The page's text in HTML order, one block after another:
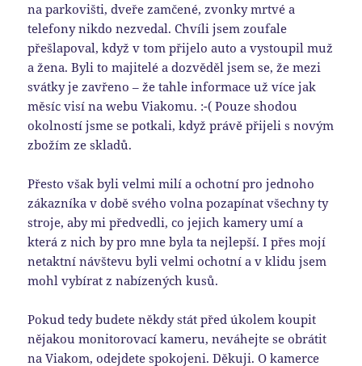
na parkovišti, dveře zamčené, zvonky mrtvé a
telefony nikdo nezvedal. Chvíli jsem zoufale
přešlapoval, když v tom přijelo auto a vystoupil muž
a žena. Byli to majitelé a dozvěděl jsem se, že mezi
svátky je zavřeno – že tahle informace už více jak
měsíc visí na webu Viakomu. :-( Pouze shodou
okolností jsme se potkali, když právě přijeli s novým
zbožím ze skladů.
Přesto však byli velmi milí a ochotní pro jednoho
zákazníka v době svého volna pozapínat všechny ty
stroje, aby mi předvedli, co jejich kamery umí a
která z nich by pro mne byla ta nejlepší. I přes mojí
netaktní návštevu byli velmi ochotní a v klidu jsem
mohl vybírat z nabízených kusů.
Pokud tedy budete někdy stát před úkolem koupit
nějakou monitorovací kameru, neváhejte se obrátit
na Viakom, odejdete spokojeni. Děkuji. O kamerce